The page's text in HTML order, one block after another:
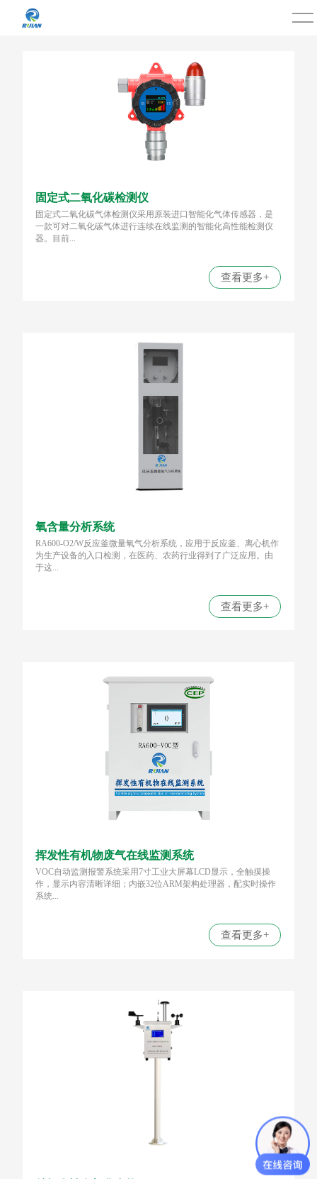
固定式二氧化碳检测仪
固定式二氧化碳气体检测仪采用原装进口智能化气体传感器，是
一款可对二氧化碳气体进行连续在线监测的智能化高性能检测仪
器。目前...
查看更多+
氧含量分析系统
RA600-O2/W反应釜微量氧气分析系统，应用于反应釜、离心机作
为生产设备的入口检测，在医药、农药行业得到了广泛应用。由
于这...
查看更多+
挥发性有机物废气在线监测系统
VOC自动监测报警系统采用7寸工业大屏幕LCD显示，全触摸操
作，显示内容清晰详细；内嵌32位ARM架构处理器，配实时操作
系统...
查看更多+